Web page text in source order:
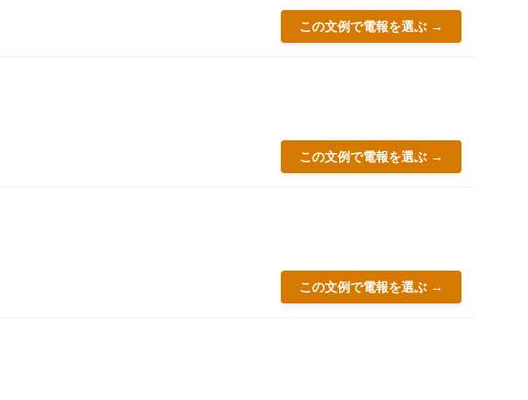
この文例で電報を選ぶ →
この文例で電報を選ぶ →
この文例で電報を選ぶ →